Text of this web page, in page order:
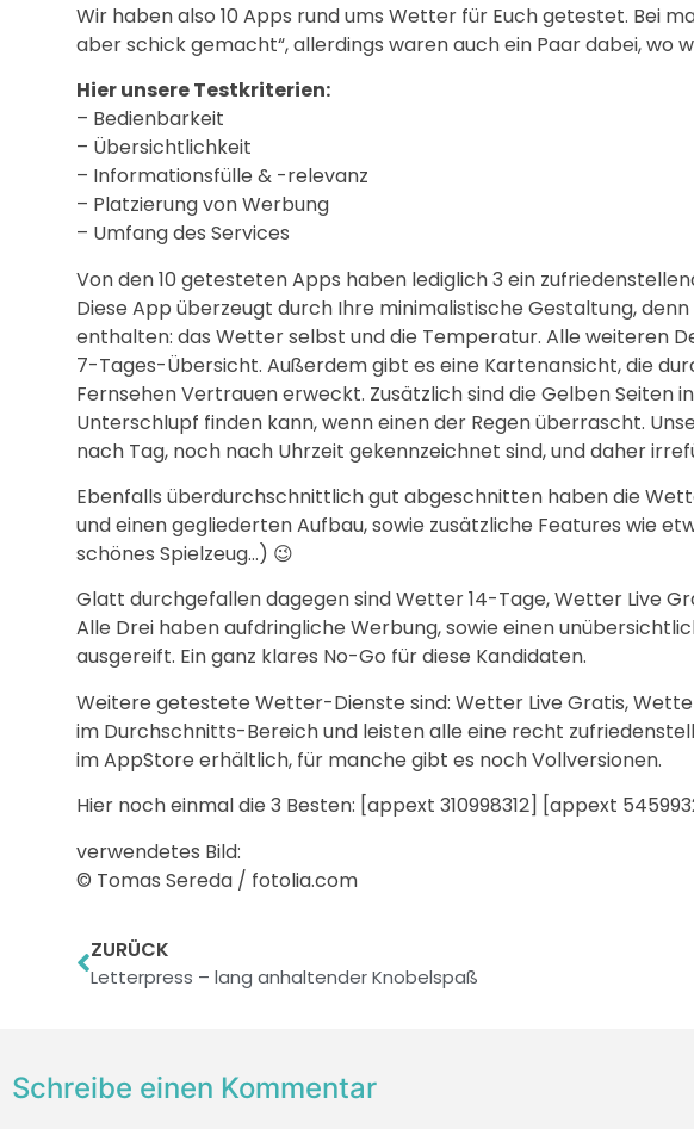
Wir haben also 10 Apps rund ums Wetter für Euch getestet. Bei
aber schick gemacht“, allerdings waren auch ein Paar dabei, wo
Hier unsere Testkriterien:
– Bedienbarkeit
– Übersichtlichkeit
– Informationsfülle & -relevanz
– Platzierung von Werbung
– Umfang des Services
Von den 10 getesteten Apps haben lediglich 3 ein
Diese App überzeugt durch Ihre minimalistische Gestaltung,
enthalten: das Wetter selbst und die Temperatur. Alle weiteren
7-Tages-Übersicht. Außerdem gibt es eine Kartenansicht, die
Fernsehen Vertrauen erweckt. Zusätzlich sind die Gelben
Unterschlupf finden kann, wenn einen der Regen überrascht.
nach Tag, noch nach Uhrzeit gekennzeichnet sind, und daher
Ebenfalls überdurchschnittlich gut abgeschnitten haben die
und einen gegliederten Aufbau, sowie zusätzliche Features wie
schönes Spielzeug…) 😉
Glatt durchgefallen dagegen sind Wetter 14-Tage, Wetter Live
Alle Drei haben aufdringliche Werbung, sowie einen
ausgereift. Ein ganz klares No-Go für diese Kandidaten.
Weitere getestete Wetter-Dienste sind: Wetter Live Gratis,
im Durchschnitts-Bereich und leisten alle eine recht
im AppStore erhältlich, für manche gibt es noch Vollversionen.
Hier noch einmal die 3 Besten: [appext 310998312] [appext
verwendetes Bild:
© Tomas Sereda / fotolia.com
ZURÜCK
Letterpress – lang anhaltender Knobelspaß
Schreibe einen Kommentar